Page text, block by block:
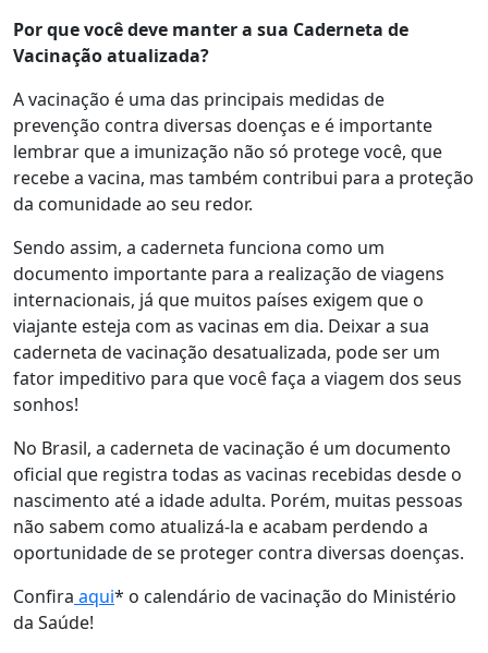
Por que você deve manter a sua Caderneta de
Vacinação atualizada?
A vacinação é uma das principais medidas de
prevenção contra diversas doenças e é importante
lembrar que a imunização não só protege você, que
recebe a vacina, mas também contribui para a proteção
da comunidade ao seu redor.
Sendo assim, a caderneta funciona como um
documento importante para a realização de viagens
internacionais, já que muitos países exigem que o
viajante esteja com as vacinas em dia. Deixar a sua
caderneta de vacinação desatualizada, pode ser um
fator impeditivo para que você faça a viagem dos seus
sonhos!
No Brasil, a caderneta de vacinação é um documento
oficial que registra todas as vacinas recebidas desde o
nascimento até a idade adulta. Porém, muitas pessoas
não sabem como atualizá-la e acabam perdendo a
oportunidade de se proteger contra diversas doenças.
Confira aqui* o calendário de vacinação do Ministério
da Saúde!